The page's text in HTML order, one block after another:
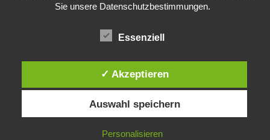
Sie unsere Datenschutzbestimmungen.
Essenziell
✓ Akzeptieren
Auswahl speichern
Personalisieren